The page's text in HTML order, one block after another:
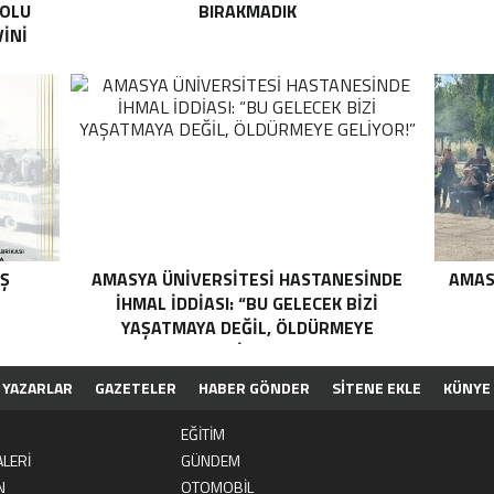
BIRAKMADIK
AMASYA ÜNİVERSİTESİ HASTANESİNDE
İHMAL İDDİASI: “BU GELECEK BİZİ
YAŞATMAYA DEĞİL, ÖLDÜRMEYE
GELİYOR!”
YAZARLAR GAZETELER HABER GÖNDER SİTENE EKLE
KÜNYE
EĞİTİM
GÜNDEM
OTOMOBİL